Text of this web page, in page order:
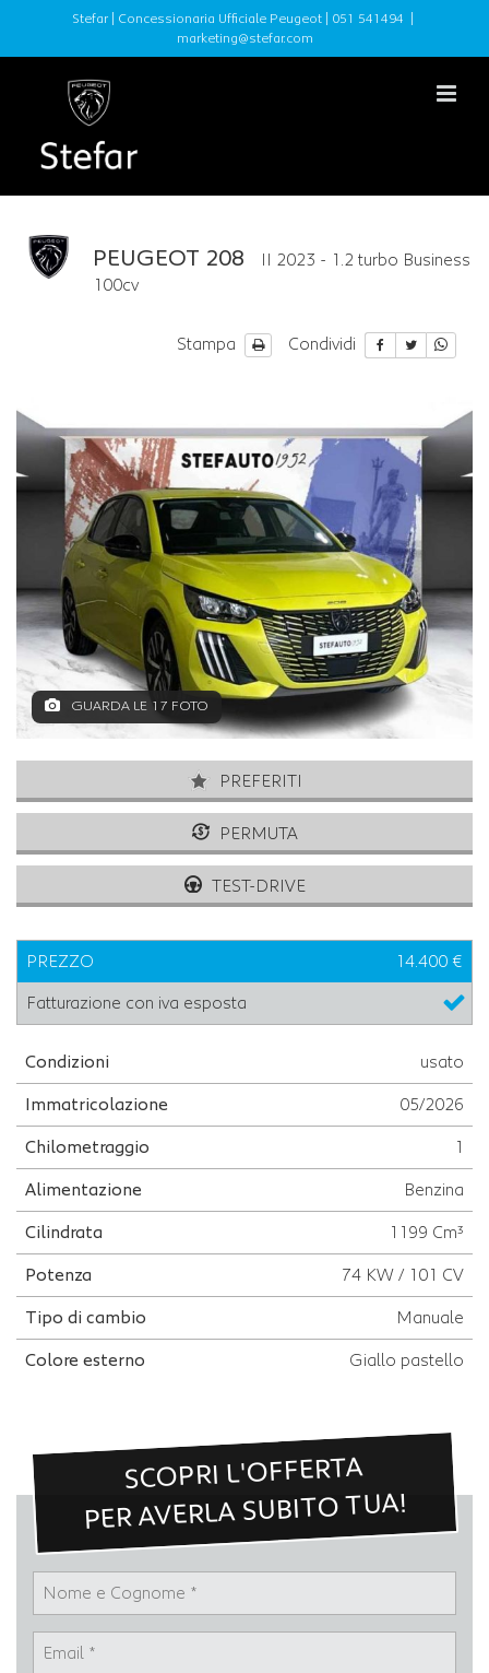
Stefar | Concessionaria Ufficiale Peugeot | 051 541494
marketing@stefar.com
PEUGEOT 208
II 2023 - 1.2 turbo Business
100cv
Stampa Condividi
GUARDA LE 17 FOTO
PREFERITI
PERMUTA
TEST-DRIVE
PREZZO 14.400 €
Fatturazione con iva esposta
Condizioni usato
Immatricolazione 05/2026
Chilometraggio 1
Alimentazione Benzina
Cilindrata 1199 Cm³
Potenza 74 KW / 101 CV
Tipo di cambio Manuale
Colore esterno Giallo pastello
SCOPRI L'OFFERTA
PER AVERLA SUBITO TUA!